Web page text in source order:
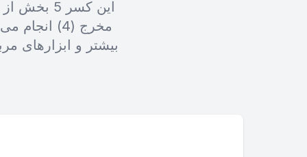
پیش‌نمایش 5/4
بیشتر و ابزارهای